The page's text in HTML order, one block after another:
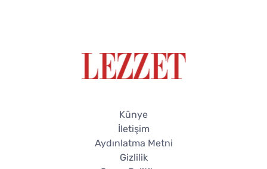
Künye
İletişim
Aydınlatma Metni
Gizlilik